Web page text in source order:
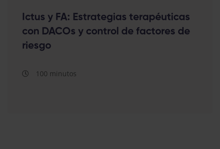
Ictus y FA: Estrategias terapéuticas
con DACOs y control de factores de
riesgo
100 minutos